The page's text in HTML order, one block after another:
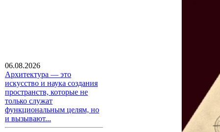
06.08.2026
Архитектура — это
искусство и наука создания
пространств, которые не
только служат
функциональным целям, но
и вызывают...